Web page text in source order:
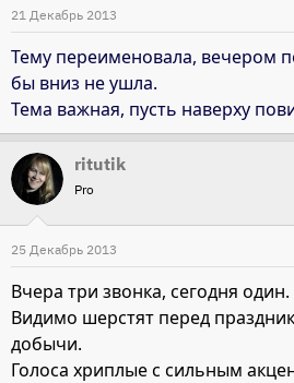
е
ы
ч
л
а
21 Декабрь 2013
Тему переименовала, вечером
бы вниз не ушла.
Тема важная, пусть наверху
ritutik
Pro
25 Декабрь 2013
Вчера три звонка, сегодня один.
Видимо шерстят перед
добычи.
Голоса хриплые с сильным